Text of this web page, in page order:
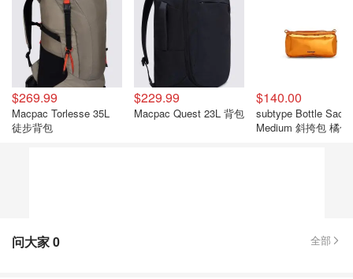
$269.99
Macpac Torlesse 35L
徒步背包
$229.99
Macpac Quest 23L 背包
$140.00
subtype Bottle
Medium 斜挎包 橘色
问大家0 全部